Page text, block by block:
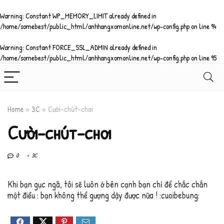
Warning: Constant WP_MEMORY_LIMIT already defined in
/home/somebest/public_html/anhhangxomonline.net/wp-config.phpon line94
Warning: Constant FORCE_SSL_ADMIN already defined in
/home/somebest/public_html/anhhangxomonline.net/wp-config.phpon line95
Home » 3C » Cười-chút-chơi
Cười-chút-chơi
0 3C
Khi bạn gục ngã, tôi sẽ luôn ở bên cạnh bạn chỉ để chắc chắn
một điều : bạn không thể gượng dậy được nữa ! :cuoibebung: